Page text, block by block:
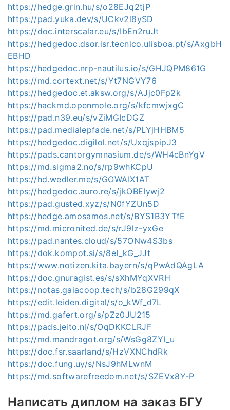
https://hedge.grin.hu/s/o28EJq2tjP
https://pad.yuka.dev/s/UCkv2l8ySD
https://doc.interscalar.eu/s/IbEn2ruJt
https://hedgedoc.dsor.isr.tecnico.ulisboa.pt/s/AxgbH
EBHD
https://hedgedoc.nrp-nautilus.io/s/GHJQPM861G
https://md.cortext.net/s/Yt7NGVY76
https://hedgedoc.et.aksw.org/s/AJjc0Fp2k
https://hackmd.openmole.org/s/kfcmwjxgC
https://pad.n39.eu/s/vZiMGIcDGZ
https://pad.medialepfade.net/s/PLYjHHBM5
https://hedgedoc.digilol.net/s/UxqjspipJ3
https://pads.cantorgymnasium.de/s/WH4cBnYgV
https://md.sigma2.no/s/rp9whKCpU
https://hd.wedler.me/s/GOWAlX1AT
https://hedgedoc.auro.re/s/jkOBEIywj2
https://pad.gusted.xyz/s/N0fYZUn5D
https://hedge.amosamos.net/s/BYS1B3YTfE
https://md.micronited.de/s/rJ9lz-yxGe
https://pad.nantes.cloud/s/57ONw4S3bs
https://dok.kompot.si/s/8eI_kG_JJt
https://www.notizen.kita.bayern/s/qPwAdQAgLA
https://doc.gnuragist.es/s/sXhMYqXVRH
https://notas.gaiacoop.tech/s/b28G299qX
https://edit.leiden.digital/s/o_kWf_d7L
https://md.gafert.org/s/pZz0JU215
https://pads.jeito.nl/s/OqDKKCLRJF
https://md.mandragot.org/s/WsGg8ZYI_u
https://doc.fsr.saarland/s/HzVXNChdRk
https://doc.fung.uy/s/NsJ9hMLwnM
https://md.softwarefreedom.net/s/SZEVx8Y-P
Написать диплом на заказ БГУ